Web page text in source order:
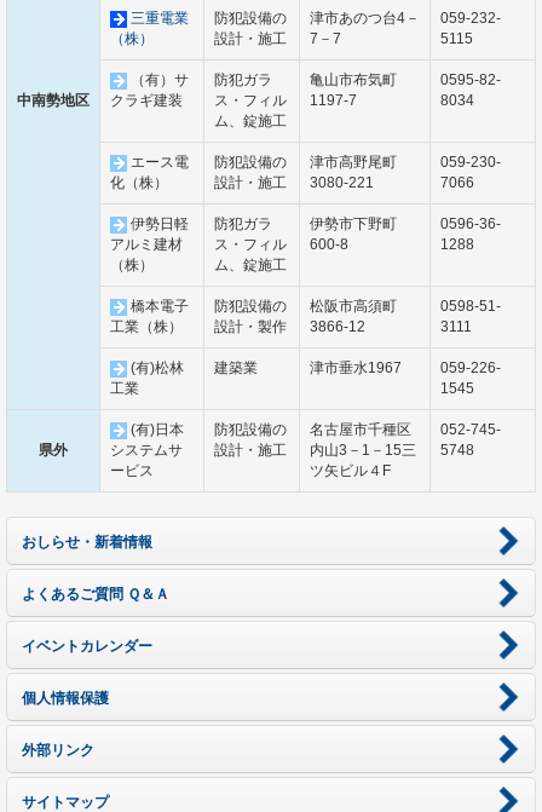
中南勢地区
三重電業
（株）
防犯設備の
設計・施工
津市あのつ台4－
7－7
059-232-
5115
（有）サ
クラギ建装
防犯ガラ
ス・フィル
ム、錠施工
亀山市布気町
1197-7
0595-82-
8034
エース電
化（株）
防犯設備の
設計・施工
津市高野尾町
3080-221
059-230-
7066
伊勢日軽
アルミ建材
（株）
防犯ガラ
ス・フィル
ム、錠施工
伊勢市下野町
600-8
0596-36-
1288
橋本電子
工業（株）
防犯設備の
設計・製作
松阪市高須町
3866-12
0598-51-
3111
(有)松林
工業
建築業 津市垂水1967
059-226-
1545
県外
(有)日本
システムサ
ービス
防犯設備の
設計・施工
名古屋市千種区
内山3－1－15三
ツ矢ビル４F
052-745-
5748
おしらせ・新着情報
よくあるご質問 Ｑ＆Ａ
イベントカレンダー
個人情報保護
外部リンク
サイトマップ